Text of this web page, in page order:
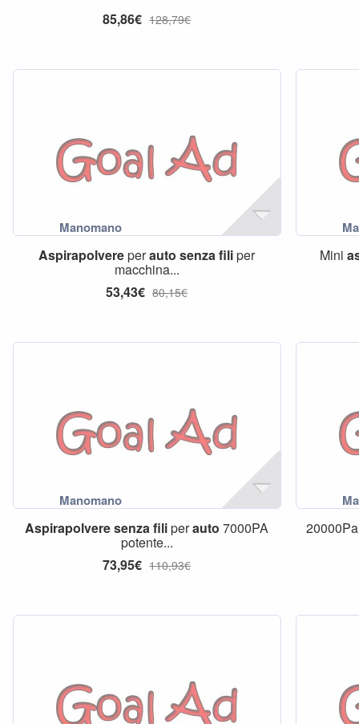
85,86€ 128,79€
Aspirapolvereperauto senzafiliper
macchina...
53,43€ 80,15€
Mini
Aspirapolveresenzafiliperauto 7000PA
potente...
73,95€ 110,93€